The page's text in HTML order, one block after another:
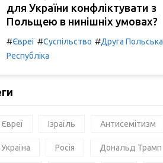
для України конфліктувати з
Польщею в нинішніх умовах?
#Євреї #Суспільство #Друга Польська
Республіка
Євреї Ізраїль Антисемітизм
Україна Росія Дональд Трамп